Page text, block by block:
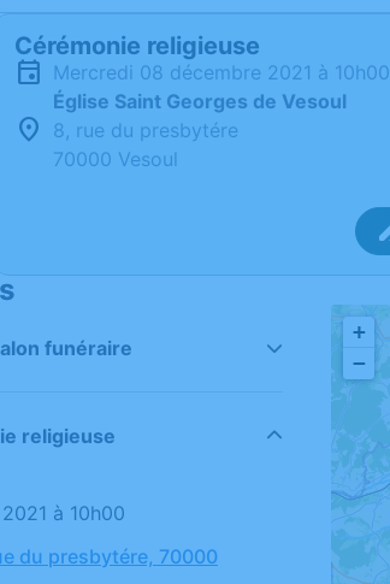
Cérémonie religieuse
mercredi 08 décembre 2021 à 10h00
Église Saint Georges de Vesoul
8, rue du presbytére
70000 Vesoul
funéraire
religieuse
2021 à 10h00
du presbytére, 70000
+
−